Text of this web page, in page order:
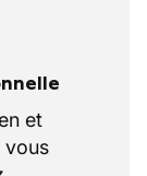
à
et
leur
et
vous